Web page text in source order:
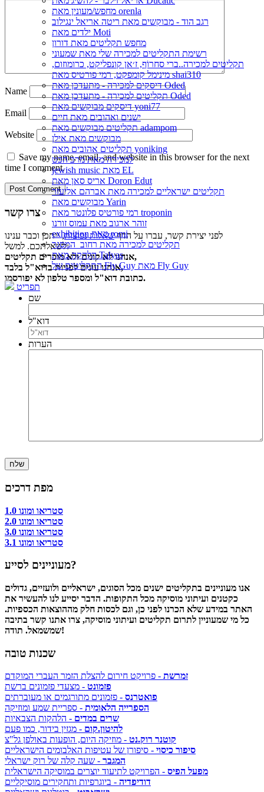
מחפש/מעונין מאת orenla
רגב הוד - מבוקשים מאת ריטה אריאל ינגילוב
ילדים מאת Moti
מחפש תקליטים מאת דורון
רשימת התקליטים למכירה שלי מאת שמעוני
תקליטים למכירה..ברי סחרוֹף, ז׳אן קונפליקט, כרומוזום,
מינימל קומפקט, רמי פורטיס מאת shai310
דיסקים למכירה - מתעדכן מאת Oded
תקליטים למכירה - מתעדכן מאת Oded
דיסקים מבוקשים מאת yoni77
ישנים ואהובים מאת חיים
תקליטים מבוקשים מאת adampom
מבוקשים מאת אילן
תקליטים אהובים מאת yoniking
למכירה מאת מרב הכט
jewish music מאת EL
אריס סאן מאת Doron Edut
תקליטים ישראליים למכירה מאת אברהם אליעזר
מבוקשים מאת Yarin
רמי פורטיס פלונטר מאת troponin
זוהר ארגוב מאת עמוס זורנו
exhibition מאת romi
תקליטים למכירה מאת רחוב_המסגר
הלהקה מאת Talyas
התקליטים של Fly Guy מאת Fly Guy
תפריט
Name
Email
Website
Save my name, email, and website in this browser for the next
time I comment.
צרו קשר
לפני יצירת קשר, עברו על הדףשאלות נפוצות, ייתכן וכבר ענינו
לשאלתכם. למשל:
אנחנו לא קונים ולא מוכרים תקליטים,
אנחנו עונים לפניות בדוא"ל בלבד,
כתובת דוא"ל ומספר טלפון לא יפורסמו.
שם
דוא"ל
הערות
מפת דרכים
סטריאו ומונו 1.0
סטריאו ומונו 2.0
סטריאו ומונו 3.0
סטריאו ומונו 3.1
מעוניינים לסייע?
אנו מעוניינים בתקליטים ישנים מכל הסוגים, ישראליים ולועזיים, גדולים
כקטנים ועיתוני מוסיקה מכל התקופות. הדבר יסייע לנו להעשיר את
האתר במידע שלא הכרנו לפני כן, וגם לכסות חלק מההוצאות הכספיות.
כל מי שמעוניין לתרום תקליטים ועיתוני מוסיקה, צרו אתנו קשר בתיבה
שמשמאל. תודה!
שכנות טובה
זמרשת - פרויקט חירום להצלת הזמר העברי המוקדם
פזמונט - מצעדי פזמונים ברשת
פואטרנס - פזמונים מתורגמים או מעוברתים
הספרייה הלאומית - ספריית שמע ומוזיקה
שרים במדים - הלהקות הצבאיות
להיטון.קום - מגזין בידור, כמו פעם
קוטנר רוק.נט - מוזיקה היום, הופעות באולפן גל"צ
סיפור כיסוי - סיפורן של עטיפות האלבומים הישראליים
המגבר - שעה קלה של רוק ישראלי
מפעל הפיס - הפרויקט לתיעוד יוצרים במוסיקה הישראלית
דודיפדיה - ביוגרפיות ותחקירים מוסיקליים